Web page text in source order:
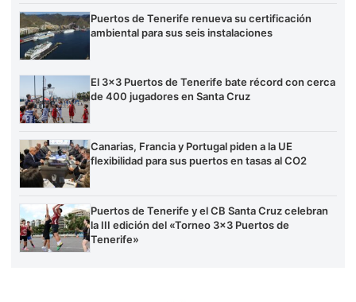
Puertos de Tenerife renueva su certificación
ambiental para sus seis instalaciones
El 3×3 Puertos de Tenerife bate récord con cerca
de 400 jugadores en Santa Cruz
Canarias, Francia y Portugal piden a la UE
flexibilidad para sus puertos en tasas al CO2
Puertos de Tenerife y el CB Santa Cruz celebran
la III edición del «Torneo 3×3 Puertos de
Tenerife»